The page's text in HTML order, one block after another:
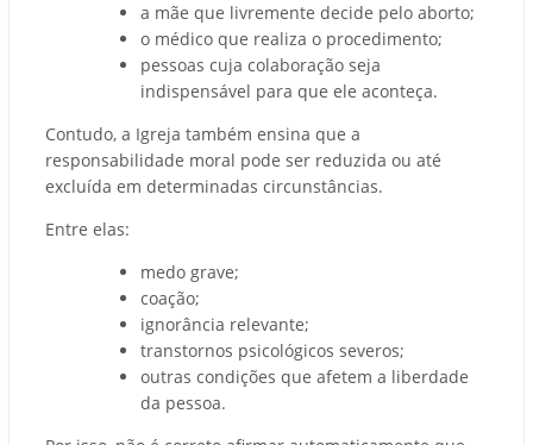
a mãe que livremente decide pelo aborto;
o médico que realiza o procedimento;
pessoas cuja colaboração seja
indispensável para que ele aconteça.
Contudo, a Igreja também ensina que a
responsabilidade moral pode ser reduzida ou até
excluída em determinadas circunstâncias.
Entre elas:
medo grave;
coação;
ignorância relevante;
transtornos psicológicos severos;
outras condições que afetem a liberdade
da pessoa.